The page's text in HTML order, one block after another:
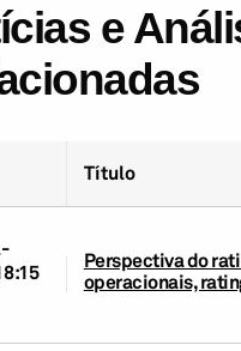
e
Título
Perspectiva do
operacionais,